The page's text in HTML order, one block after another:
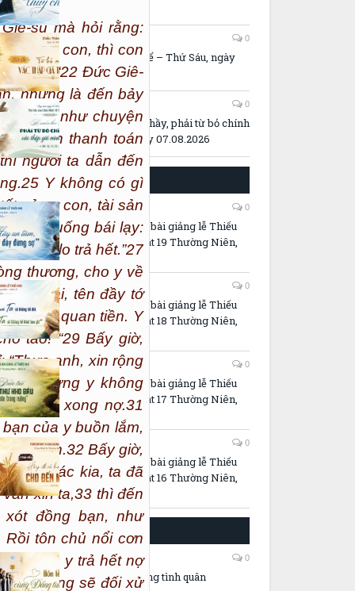
su mà hỏi rằng:
đến con, thì con
“22 Đức Giê-
nhưng là đến bảy
giống như chuyện
mình thanh toán
người ta dẫn đến
25 Y không có gì
cả vợ con, tài sản
xuống bái lạy:
tôi sẽ lo trả hết.”27
thương, cho y về
ngoài, tên đầy tớ
trăm quan tiền. Y
tao! “29Bấy giờ,
anh, xin rộng
30 Nhưng y không
khi trả xong nợ.31
của y buồn lắm,
chuyện.32Bấy giờ,
tớ độc ác kia, ta đã
xin ta,33 thì đến
xót đồng bạn, như
Rồi tôn chủ nổi cơn
ngày y trả hết nợ
trời cũng sẽ đối xử
0
Chầu Thánh Thể – Thứ Sáu, ngày
07.08.2026
0
Ai muốn theo Thầy, phải từ bỏ chính
mình – SN ngày 07.08.2026
MỤC VỤ GIÁO XỨ
06/08/2026 0
PowerPoint và bài giảng lễ Thiếu
Nhi – Chúa Nhật 19 Thường Niên,
Năm A
30/07/2026 0
PowerPoint và bài giảng lễ Thiếu
Nhi – Chúa Nhật 18 Thường Niên,
Năm A
23/07/2026 0
PowerPoint và bài giảng lễ Thiếu
Nhi – Chúa Nhật 17 Thường Niên,
Năm A
16/07/2026 0
PowerPoint và bài giảng lễ Thiếu
Nhi – Chúa Nhật 16 Thường Niên,
Năm A
ĐỜI SỐNG THÁNH HIẾN
06/08/2026 0
Hôn lễ cùng đấng tình quân